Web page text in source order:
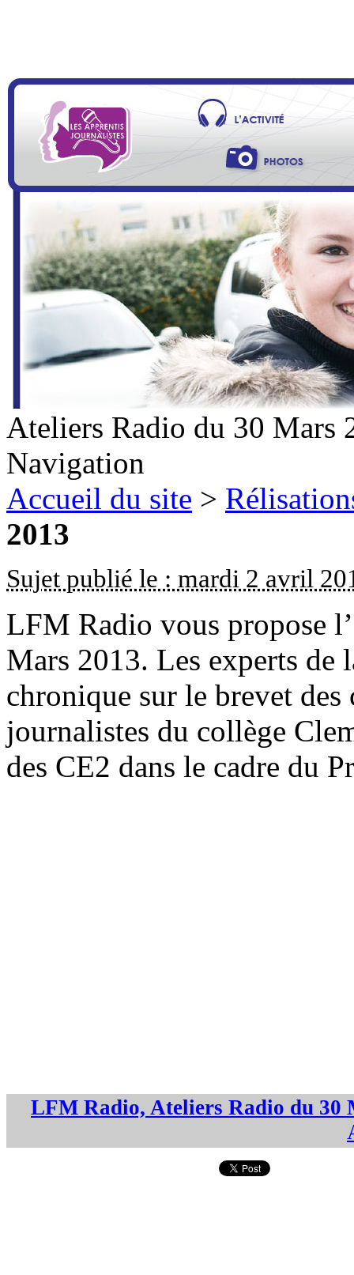
Ateliers Radio du 30 Mars
Navigation
Accueil du site >
2013
Sujet publié le : mardi 2 avril
LFM Radio vous propose
Mars 2013. Les experts
chronique sur le brevet
journalistes du collège
des CE2 dans le cadre du
LFM Radio, Ateliers Radio du 30